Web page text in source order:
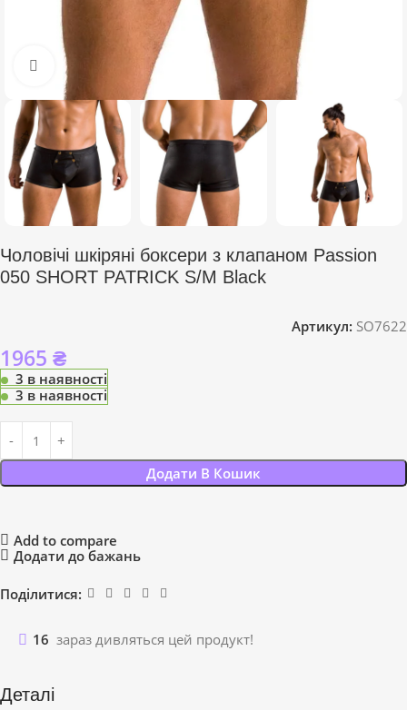
Click to enlarge
Чоловічі шкіряні боксери з клапаном Passion
050 SHORT PATRICK S/M Black
Артикул: SO7622
1965 ₴
3 в наявності
3 в наявності
Додати В Кошик
Add to compare
Додати до бажань
Поділитися:
16 зараз дивляться цей продукт!
Деталі